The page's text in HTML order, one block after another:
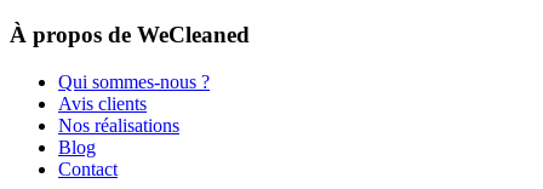
À propos de WeCleaned
Qui sommes-nous ?
Avis clients
Nos réalisations
Blog
Contact